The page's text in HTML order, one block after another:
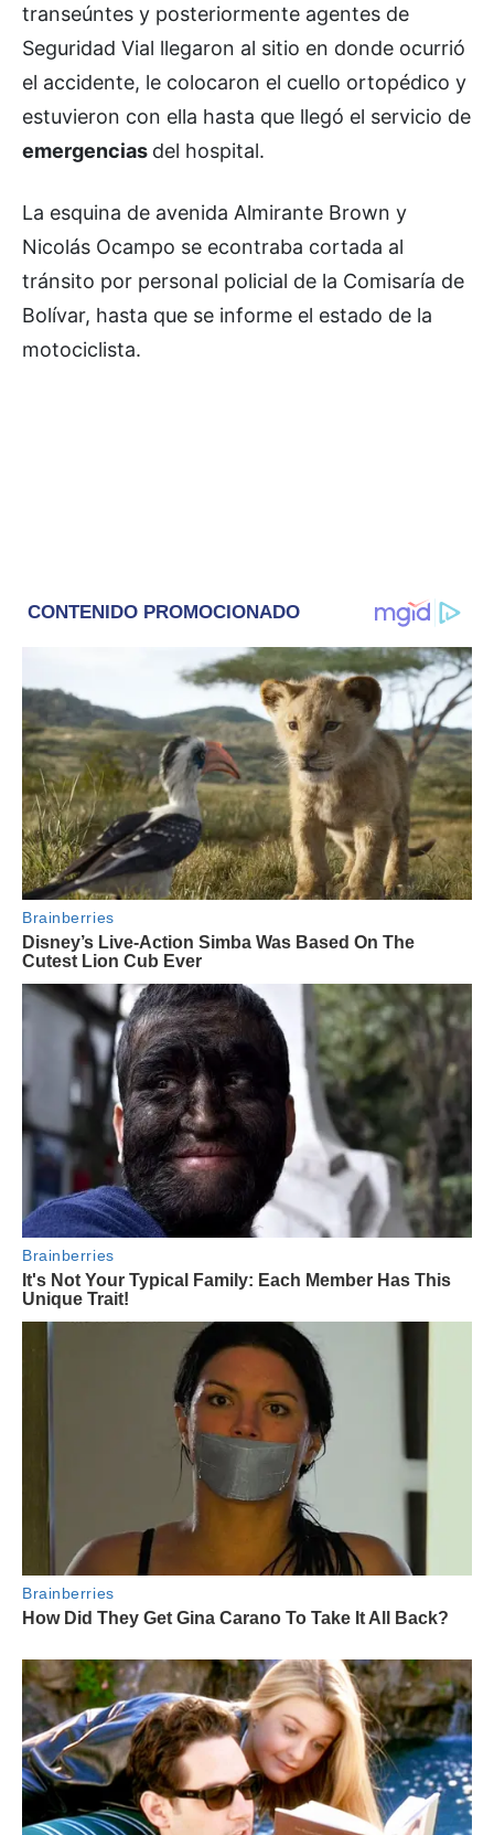
transeúntes y posteriormente agentes de
Seguridad Vial llegaron al sitio en donde ocurrió
el accidente, le colocaron el cuello ortopédico y
estuvieron con ella hasta que llegó el servicio de
emergencias del hospital.
La esquina de avenida Almirante Brown y
Nicolás Ocampo se econtraba cortada al
tránsito por personal policial de la Comisaría de
Bolívar, hasta que se informe el estado de la
motociclista.